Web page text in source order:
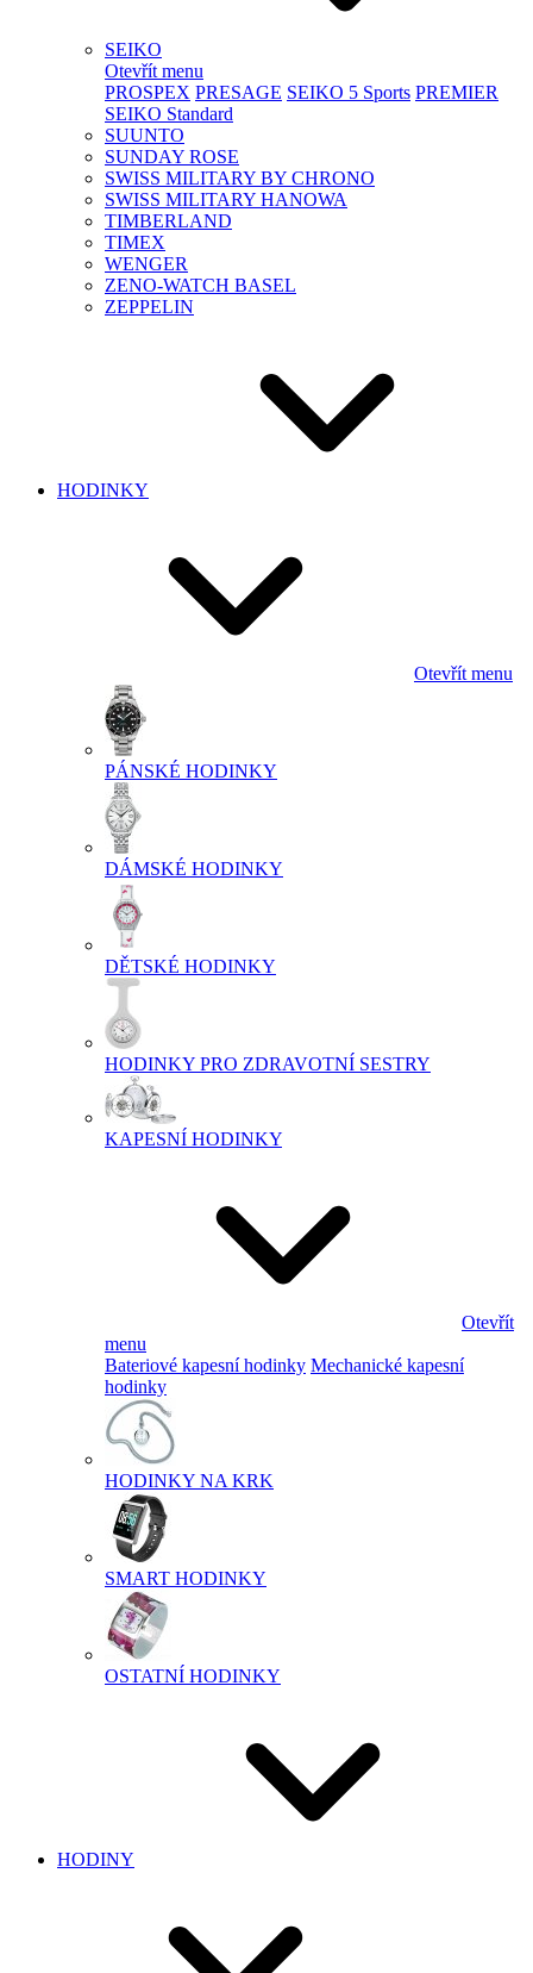
SEIKO
Otevřít menu
PROSPEX PRESAGE SEIKO 5 Sports PREMIER
SEIKO Standard
SUUNTO
SUNDAY ROSE
SWISS MILITARY BY CHRONO
SWISS MILITARY HANOWA
TIMBERLAND
TIMEX
WENGER
ZENO-WATCH BASEL
ZEPPELIN
HODINKY
Otevřít menu
PÁNSKÉ HODINKY
DÁMSKÉ HODINKY
DĚTSKÉ HODINKY
HODINKY PRO ZDRAVOTNÍ SESTRY
KAPESNÍ HODINKY
Otevřít
menu
Bateriové kapesní hodinky Mechanické kapesní
hodinky
HODINKY NA KRK
SMART HODINKY
OSTATNÍ HODINKY
HODINY